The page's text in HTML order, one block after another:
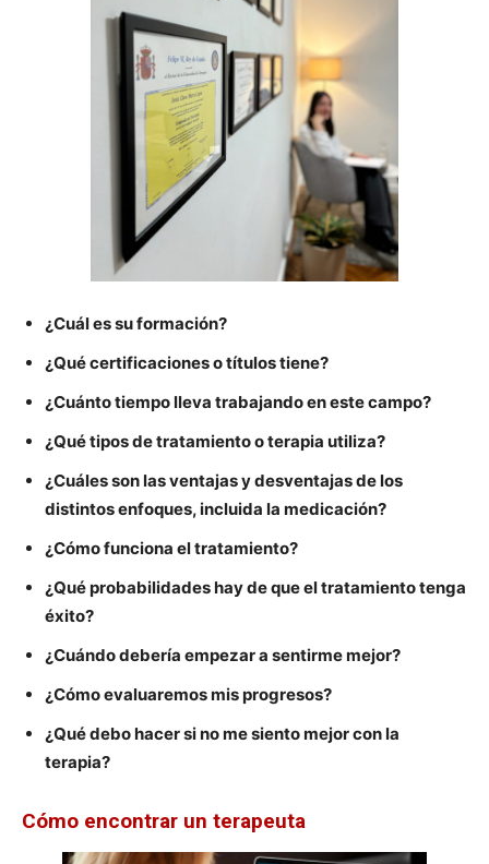
¿Cuál es su formación?
¿Qué certificaciones o títulos tiene?
¿Cuánto tiempo lleva trabajando en este campo?
¿Qué tipos de tratamiento o terapia utiliza?
¿Cuáles son las ventajas y desventajas de los
distintos enfoques, incluida la medicación?
¿Cómo funciona el tratamiento?
¿Qué probabilidades hay de que el tratamiento tenga
éxito?
¿Cuándo debería empezar a sentirme mejor?
¿Cómo evaluaremos mis progresos?
¿Qué debo hacer si no me siento mejor con la
terapia?
Cómo encontrar un terapeuta